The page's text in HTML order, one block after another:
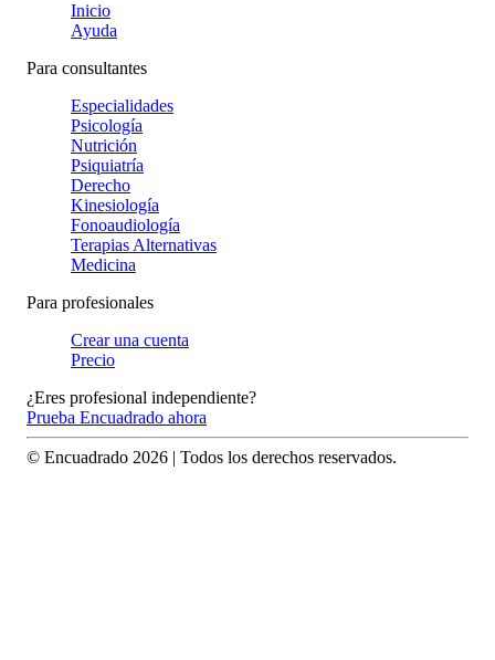
Inicio
Ayuda
Para consultantes
Especialidades
Psicología
Nutrición
Psiquiatría
Derecho
Kinesiología
Fonoaudiología
Terapias Alternativas
Medicina
Para profesionales
Crear una cuenta
Precio
¿Eres profesional independiente?
Prueba Encuadrado ahora
© Encuadrado 2026 | Todos los derechos reservados.